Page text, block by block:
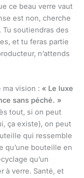
ce beau verre vaut
est non, cherche
soutiendras des
et tu feras partie
n’attends
ma vision : « Le luxe
sans péché. »
tout, si on peut
ça existe), on peut
qui ressemble
qu’une bouteille en
qu’un
à verre. Santé, et